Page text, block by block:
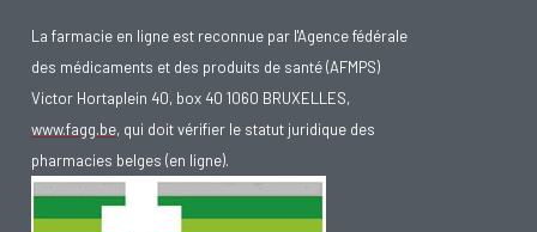
La farmacie en ligne est reconnue par l'Agence fédérale
des médicaments et des produits de santé (AFMPS)
Victor Hortaplein 40, box 40 1060 BRUXELLES,
www.fagg.be, qui doit vérifier le statut juridique des
pharmacies belges (en ligne).